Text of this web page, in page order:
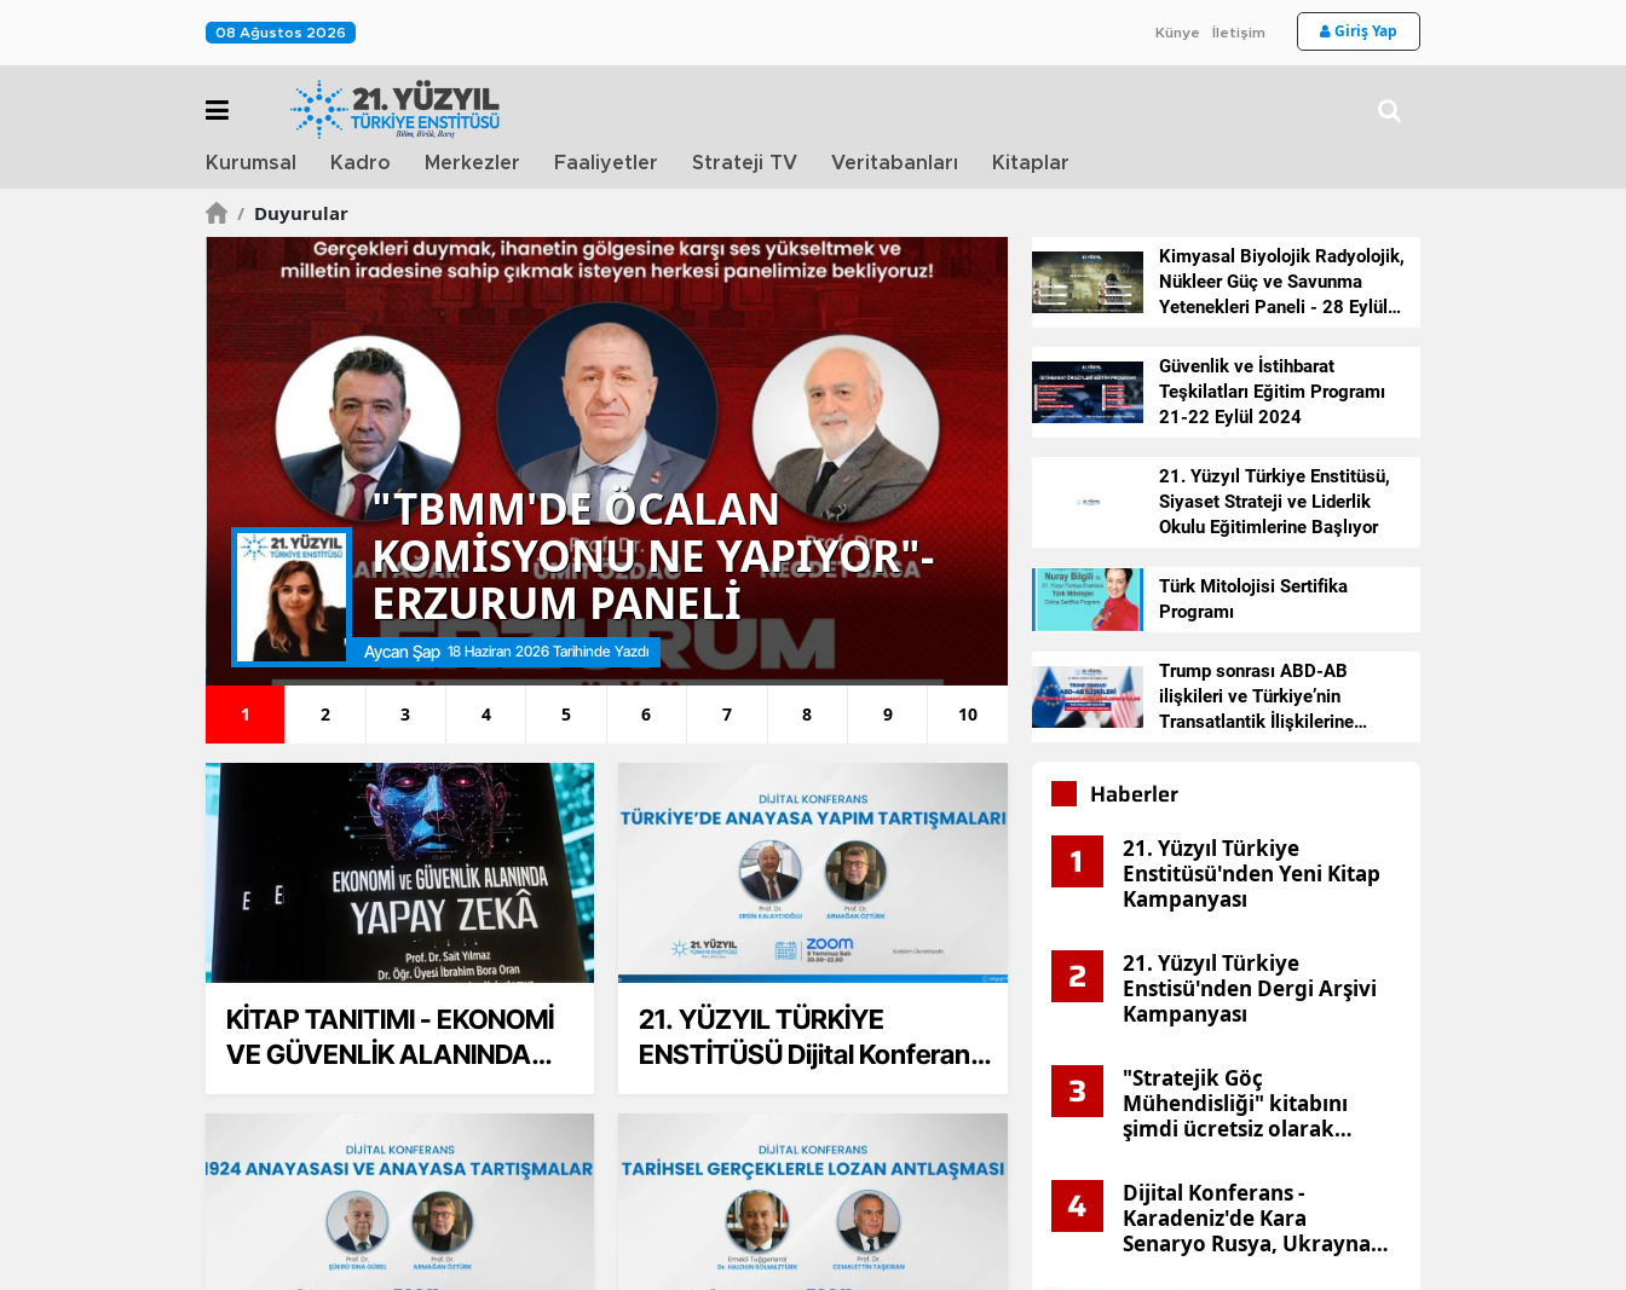
08 Ağustos 2026 Künye İletişim Giriş Yap
Kurumsal Kadro Merkezler Faaliyetler Strateji TV Veritabanları Kitaplar
/ Duyurular
"TBMM'DE ÖCALAN
KOMİSYONU NE YAPIYOR"-
ERZURUM PANELİ
Aycan Şap 18 Haziran 2026 Tarihinde Yazdı
TBMM'DE ÖCALAN
KOMİSYONU NE
SİVAS PANELİ
1 2 3 4 5 6 7 8 9 10
KİTAP TANITIMI - EKONOMİ
VE GÜVENLİK ALANINDA
21. YÜZYIL TÜRKİYE
ENSTİTÜSÜ Dijital Konferans
Kimyasal Biyolojik Radyolojik,
Nükleer Güç ve Savunma
Yetenekleri Paneli - 28 Eylül
Güvenlik ve İstihbarat
Teşkilatları Eğitim Programı
21-22 Eylül 2024
21. Yüzyıl Türkiye Enstitüsü,
Siyaset Strateji ve Liderlik
Okulu Eğitimlerine Başlıyor
Türk Mitolojisi Sertifika
Programı
Trump sonrası ABD-AB
ilişkileri ve Türkiye’nin
Transatlantik İlişkilerine
Haberler
1
21. Yüzyıl Türkiye
Enstitüsü'nden Yeni Kitap
Kampanyası
2
21. Yüzyıl Türkiye
Enstisü'nden Dergi Arşivi
Kampanyası
3
"Stratejik Göç
Mühendisliği" kitabını
şimdi ücretsiz olarak
4
Dijital Konferans -
Karadeniz'de Kara
Senaryo Rusya, Ukrayna-